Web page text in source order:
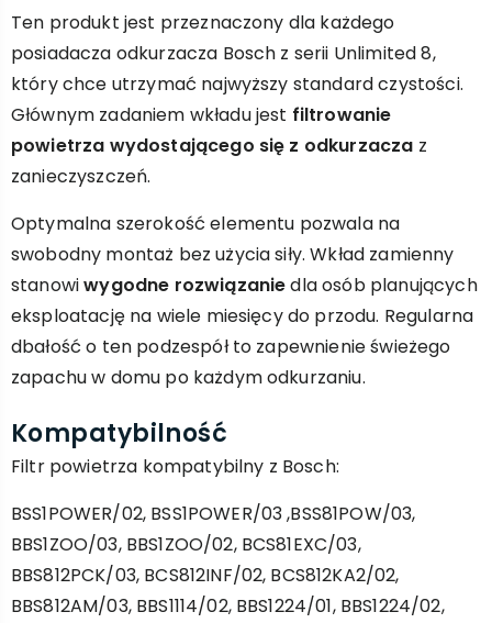
Ten produkt jest przeznaczony dla każdego
posiadacza odkurzacza Bosch z serii Unlimited 8,
który chce utrzymać najwyższy standard czystości.
Głównym zadaniem wkładu jest filtrowanie
powietrza wydostającego się z odkurzacza z
zanieczyszczeń.
Optymalna szerokość elementu pozwala na
swobodny montaż bez użycia siły. Wkład zamienny
stanowiwygodne rozwiązaniedla osób planujących
eksploatację na wiele miesięcy do przodu. Regularna
dbałość o ten podzespół to zapewnienie świeżego
zapachu w domu po każdym odkurzaniu.
Kompatybilność
Filtr powietrza kompatybilny z Bosch:
BSS1POWER/02, BSS1POWER/03 ,BSS81POW/03,
BBS1ZOO/03, BBS1ZOO/02, BCS81EXC/03,
BBS812PCK/03, BCS812INF/02, BCS812KA2/02,
BBS812AM/03, BBS1114/02, BBS1224/01, BBS1224/02,